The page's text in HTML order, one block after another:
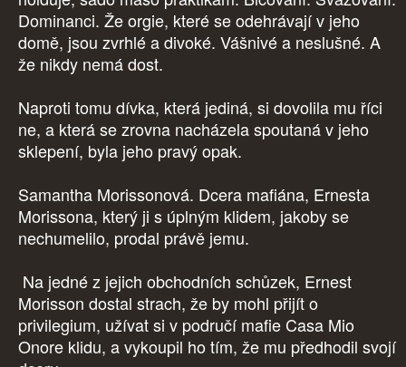
Dominanci. Že orgie, které se odehrávají v jeho
domě, jsou zvrhlé a divoké. Vášnivé a neslušné. A
že nikdy nemá dost.
Naproti tomu dívka, která jediná, si dovolila mu říci
ne, a která se zrovna nacházela spoutaná v jeho
sklepení, byla jeho pravý opak.
Samantha Morissonová. Dcera mafiána, Ernesta
Morissona, který ji s úplným klidem, jakoby se
nechumelilo, prodal právě jemu.
Na jedné z jejich obchodních schůzek, Ernest
Morisson dostal strach, že by mohl přijít o
privilegium, užívat si v područí mafie Casa Mio
Onore klidu, a vykoupil ho tím, že mu předhodil svojí